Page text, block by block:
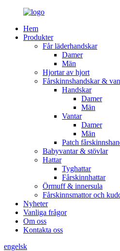
Hem
Produkter
Får läderhandskar
Damer
Män
Hjortar av hjort
Fårskinnshandskar &
Handskar
Damer
Män
Vantar
Damer
Män
Patch
Babyvantar & stövlar
Hattar
Tyghattar
Fårskinnhattar
Örmuff & innersula
Fårskinnsmattor och
Nyheter
Vanliga frågor
Om oss
Kontakta oss
engelsk